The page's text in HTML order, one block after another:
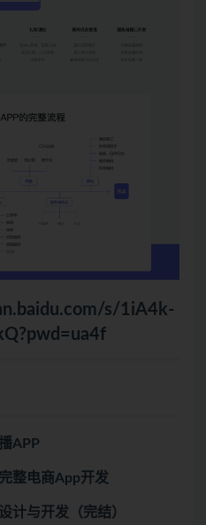
s/1iA4k-
APP
整电商App开发
计与开发（完结）